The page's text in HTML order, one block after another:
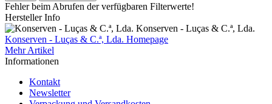
Fehler beim Abrufen der verfügbaren Filterwerte!
Hersteller Info
Konserven - Luças & C.ª, Lda.
Konserven - Luças & C.ª, Lda. Homepage
Mehr Artikel
Informationen
Kontakt
Newsletter